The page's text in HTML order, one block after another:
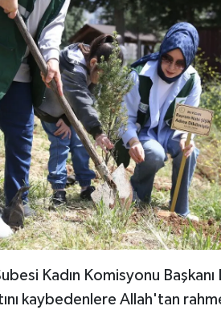
Kadın Komisyonu
kaybedenlere Allah'tan